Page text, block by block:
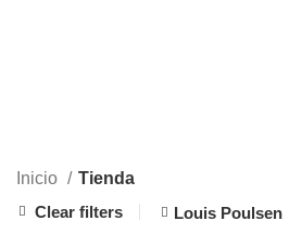
Inicio
Tienda
Clear filters
Louis Poulsen